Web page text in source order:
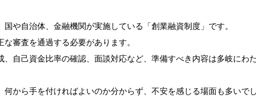
や自治体、金融機関が実施している「創業融資制度」です。
審査を通過する必要があります。
、自己資金比率の確認、面談対応など、準備すべき内容は多岐にわ
何から手を付ければよいのか分からず、不安を感じる場面も多いで